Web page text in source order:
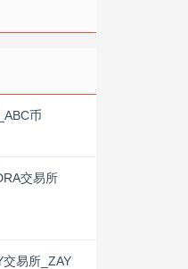
币
交易所
易所_ZAY